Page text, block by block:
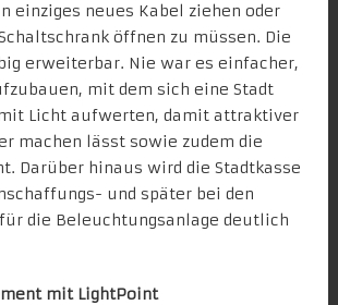
einziges neues Kabel ziehen oder
öffnen zu müssen. Die
erweiterbar. Nie war es einfacher,
mit dem sich eine Stadt
Licht aufwerten, damit attraktiver
machen lässt sowie zudem die
Darüber hinaus wird die Stadtkasse
und später bei den
die Beleuchtungsanlage deutlich
mit LightPoint